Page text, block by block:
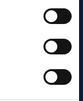
“Ett alldeles